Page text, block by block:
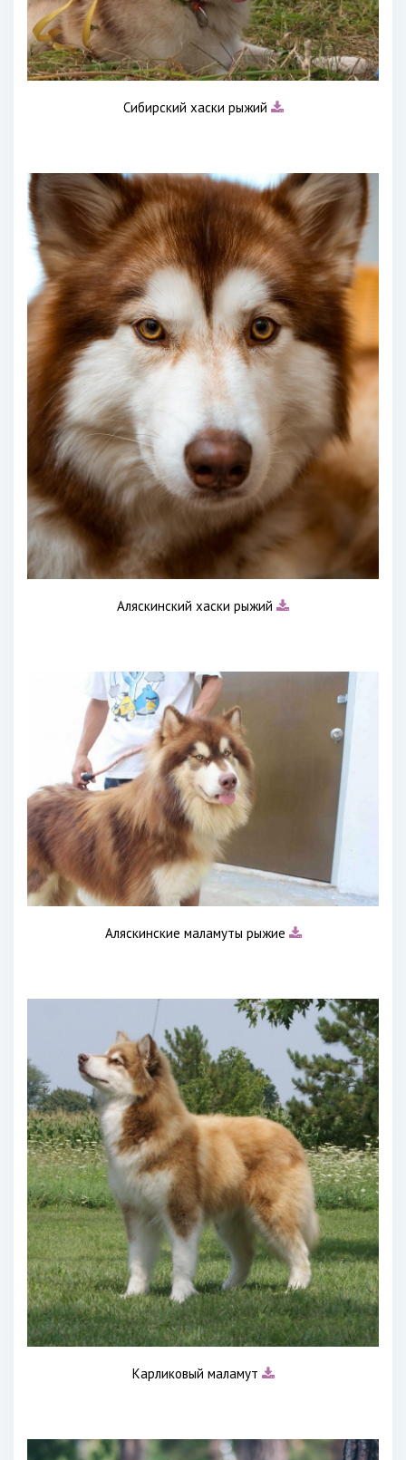
Сибирский хаски рыжий
Аляскинский хаски рыжий
Аляскинские маламуты рыжие
Карликовый маламут